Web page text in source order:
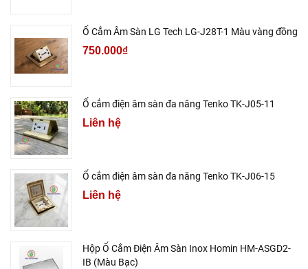
Ổ Cắm Âm Sàn LG Tech LG-J28T-1 Màu vàng đồng
750.000₫
Ổ cắm điện âm sàn đa năng Tenko TK-J05-11
Liên hệ
Ổ cắm điện âm sàn đa năng Tenko TK-J06-15
Liên hệ
Hộp Ổ Cắm Điện Âm Sàn Inox Homin HM-ASGD2-
IB (Màu Bạc)